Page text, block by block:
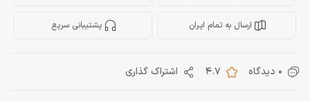
ارسال به تمام ایران پشتیبانی سریع
0 دیدگاه 4.7 اشتراک گذاری